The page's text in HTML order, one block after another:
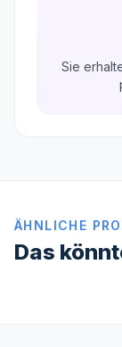
Sie
ÄHNLICHE
Das